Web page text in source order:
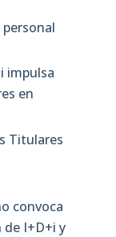
impulsa
en
Titulares
convoca
de I+D+i y